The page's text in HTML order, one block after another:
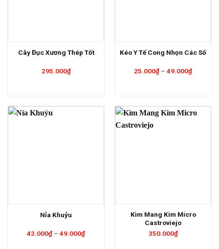
Cây Đục Xương Thép Tốt
295.000₫
Kéo Y Tế Cong Nhọn Các Số
25.000₫ – 49.000₫Khoảng
Nỉa Khuỷu
43.000₫ – 49.000₫Khoảng
Kìm Mang Kim Micro
Castroviejo
350.000₫